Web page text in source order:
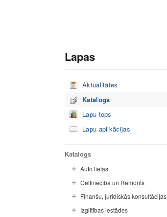
Lapas
Aktualitātes
Katalogs
Lapu tops
Lapu aplikācijas
Katalogs
Auto lietas
Celtniecība un Remonts
Finanšu, juridiskās konsultācijas
Izglītības iestādes